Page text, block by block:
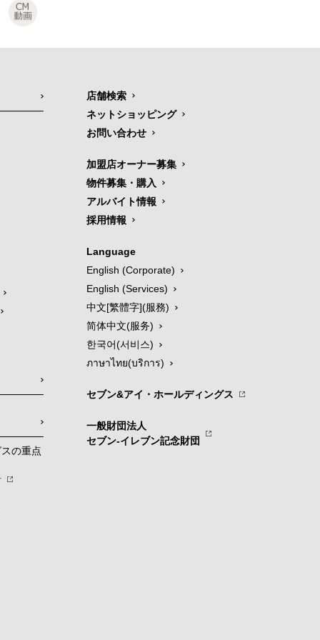
の重点
店舗検索
ネットショッピング
お問い合わせ
加盟店オーナー募集
物件募集・購入
アルバイト情報
採用情報
Language
English (Corporate)
English (Services)
中文[繁體字](服務)
简体中文(服务)
한국어(서비스)
ภาษาไทย(บริการ)
セブン&アイ・ホールディングス
一般財団法人
セブン-イレブン記念財団